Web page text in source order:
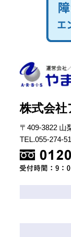
株式会社
〒409-3822 山
TEL.055-274-